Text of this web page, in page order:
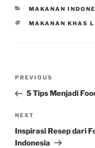
CATEGORIES
MAKANAN
TAGS
MAKANAN KHAS
Previous
Post
PREVIOUS
5 Tips Menjadi
Next
Post
NEXT
Inspirasi Resep dari
Indonesia